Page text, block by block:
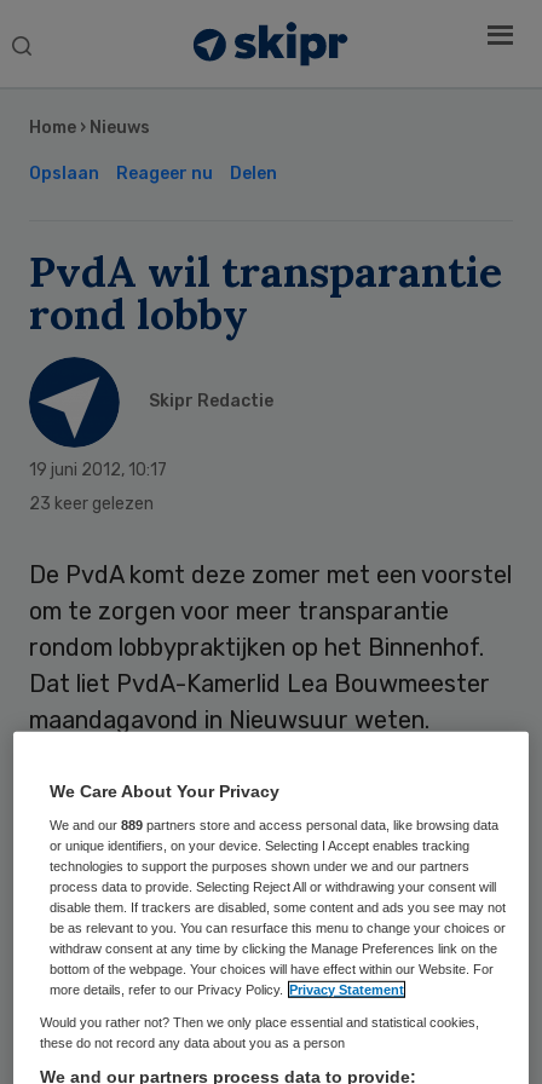
Search
Home › Nieuws
Opslaan Reageer nu Delen
PvdA wil transparantie
rond lobby
Skipr Redactie
19 juni 2012, 10:17
23 keer gelezen
De PvdA komt deze zomer met een voorstel
om te zorgen voor meer transparantie
rondom lobbypraktijken op het Binnenhof.
Dat liet PvdA-Kamerlid Lea Bouwmeester
maandagavond in Nieuwsuur weten.
Als het aan de PvdA ligt moeten ministers
en staatssecretarissen straks in ieder
wetsvoorstel dat ze naar de Tweede Kamer
sturen een speciale paragraaf opnemen
over lobbyen. Daarin moet komen te staan
welke lobbyisten zijn ontvangen op het
ministerie en ook met welke belangen en
argumenten de lobbyisten zich hebben
gemeld. Zo moet de Tweede Kamer meer
Sidebar
We Care About Your Privacy
We and our889 partners store and access personal data, like browsing data
or unique identifiers, on your device. Selecting I Accept enables tracking
technologies to support the purposes shown under we and our partners
process data to provide. Selecting Reject All or withdrawing your consent will
disable them. If trackers are disabled, some content and ads you see may not
be as relevant to you. You can resurface this menu to change your choices or
withdraw consent at any time by clicking the Manage Preferences link on the
bottom of the webpage. Your choices will have effect within our Website. For
more details, refer to our Privacy Policy.
Privacy Statement
Would you rather not? Then we only place essential and statistical cookies,
these do not record any data about you as a person
We and our partners process data to provide: